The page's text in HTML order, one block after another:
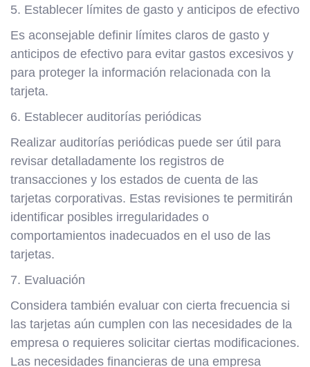
5. Establecer límites de gasto y anticipos de efectivo
Es aconsejable definir límites claros de gasto y
anticipos de efectivo para evitar gastos excesivos y
para proteger la información relacionada con la
tarjeta.
6. Establecer auditorías periódicas
Realizar auditorías periódicas puede ser útil para
revisar detalladamente los registros de
transacciones y los estados de cuenta de las
tarjetas corporativas. Estas revisiones te permitirán
identificar posibles irregularidades o
comportamientos inadecuados en el uso de las
tarjetas.
7. Evaluación
Considera también evaluar con cierta frecuencia si
las tarjetas aún cumplen con las necesidades de la
empresa o requieres solicitar ciertas modificaciones.
Las necesidades financieras de una empresa